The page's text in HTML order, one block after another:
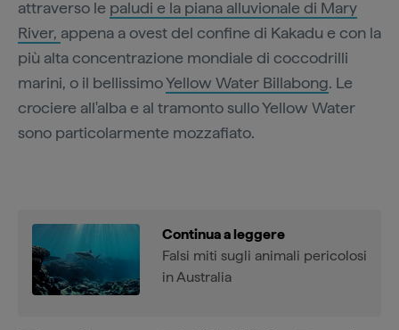
attraverso le paludi e la piana alluvionale di Mary
River, appena a ovest del confine di Kakadu e con la
più alta concentrazione mondiale di coccodrilli
marini, o il bellissimoYellow Water Billabong. Le
crociere all'alba e al tramonto sullo Yellow Water
sono particolarmente mozzafiato.
Continua a leggere
Falsi miti sugli animali pericolosi
in Australia